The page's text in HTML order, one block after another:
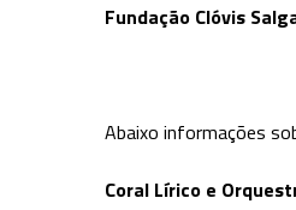
Fundação Clóvis
Abaixo informações
Coral Lírico e